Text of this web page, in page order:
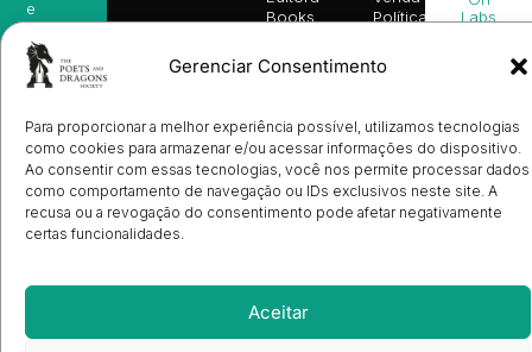
Gerenciar Consentimento
Para proporcionar a melhor experiência possível, utilizamos tecnologias
como cookies para armazenar e/ou acessar informações do dispositivo.
Ao consentir com essas tecnologias, você nos permite processar dados
como comportamento de navegação ou IDs exclusivos neste site. A
recusa ou a revogação do consentimento pode afetar negativamente
certas funcionalidades.
Aceitar
info@poetsandragons.com
Infantil
Adulto
Bookshop
Books
Autores
Ulysses
Sobre
Nós
Contactos
Envio
de
Ilustradores
Registo
de
Livrarias
Política de
de
Livro de
Reclamações
Eletrónico
e
receba
as
nossas
sugestões
novidades
sobre
lançamentos,
vantagens
exclusivas
e
avisos
e-mail.
Subscrever
Labs